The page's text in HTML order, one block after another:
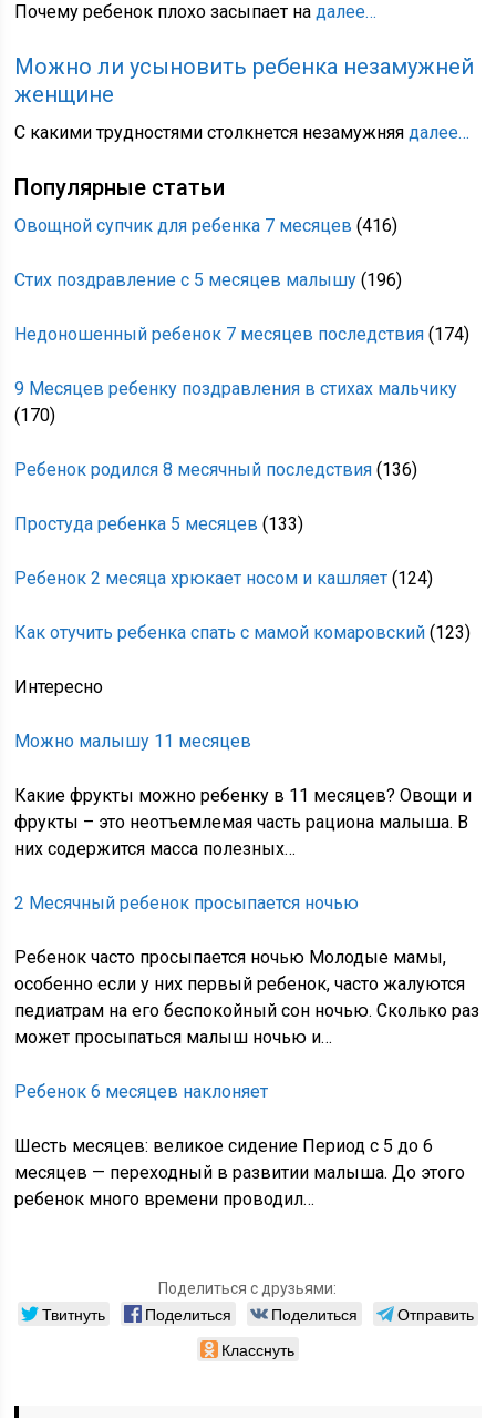
Почему ребенок плохо засыпает надалее…
Можно ли усыновить ребенка незамужней
женщине
С какими трудностями столкнется незамужняядалее…
Популярные статьи
Овощной супчик для ребенка 7 месяцев (416)
Стих поздравление с 5 месяцев малышу (196)
Недоношенный ребенок 7 месяцев последствия (174)
9 Месяцев ребенку поздравления в стихах мальчику
(170)
Ребенок родился 8 месячный последствия (136)
Простуда ребенка 5 месяцев (133)
Ребенок 2 месяца хрюкает носом и кашляет (124)
Как отучить ребенка спать с мамой комаровский (123)
Интересно
Можно малышу 11 месяцев
Какие фрукты можно ребенку в 11 месяцев? Овощи и
фрукты – это неотъемлемая часть рациона малыша. В
них содержится масса полезных…
2 Месячный ребенок просыпается ночью
Ребенок часто просыпается ночью Молодые мамы,
особенно если у них первый ребенок, часто жалуются
педиатрам на его беспокойный сон ночью. Сколько раз
может просыпаться малыш ночью и…
Ребенок 6 месяцев наклоняет
Шесть месяцев: великое сидение Период с 5 до 6
месяцев — переходный в развитии малыша. До этого
ребенок много времени проводил…
Поделиться с друзьями:
Твитнуть Поделиться Поделиться
Отправить
Класснуть